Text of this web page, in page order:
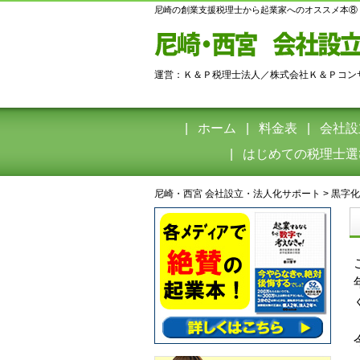
尼崎の創業支援税理士から起業家へのオススメ本
運営：Ｋ＆Ｐ税理士法人／株式会社Ｋ＆Ｐコン
ホーム 料金表
会社
はじめての税理士
尼崎・西宮 会社設立・法人化サポート > 黒字